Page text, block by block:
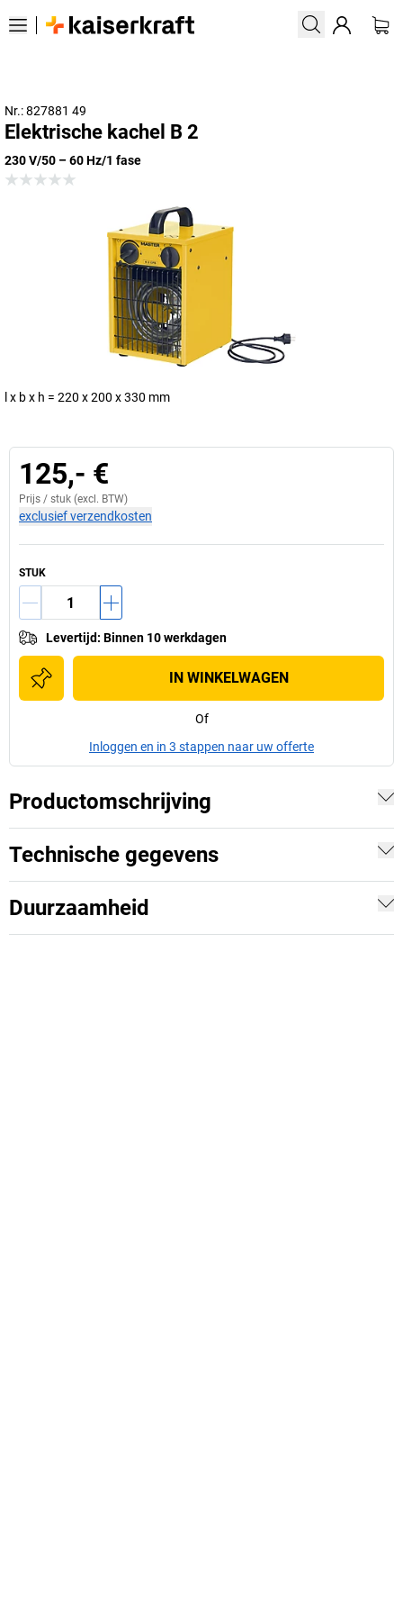
Nr.: 827881 49
Elektrische kachel B 2
230 V/50 – 60 Hz/1 fase
l x b x h = 220 x 200 x 330 mm
125,- €
Prijs / stuk (excl. BTW)
exclusief verzendkosten
STUK
Levertijd: Binnen 10 werkdagen
IN WINKELWAGEN
Of
Inloggen en in 3 stappen naar uw offerte
Productomschrijving
Technische gegevens
Duurzaamheid